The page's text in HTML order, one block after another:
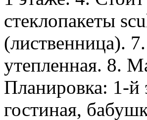
стеклопакеты
(лиственница).
утепленная. 8.
Планировка: 1-й
гостиная,